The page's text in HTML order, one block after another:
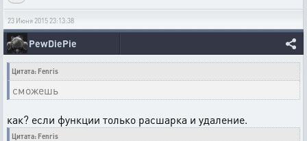
23 Июня 2015 23:13:38
PewDiePie
Цитата: Fenris
сможешь
как? если функции только расшарка и удаление.
Цитата: Fenris